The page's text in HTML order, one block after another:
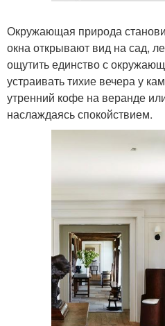
Окружающая природа
окна открывают вид на сад,
ощутить единство с
устраивать тихие вечера у
утренний кофе на веранде
наслаждаясь спокойствием.